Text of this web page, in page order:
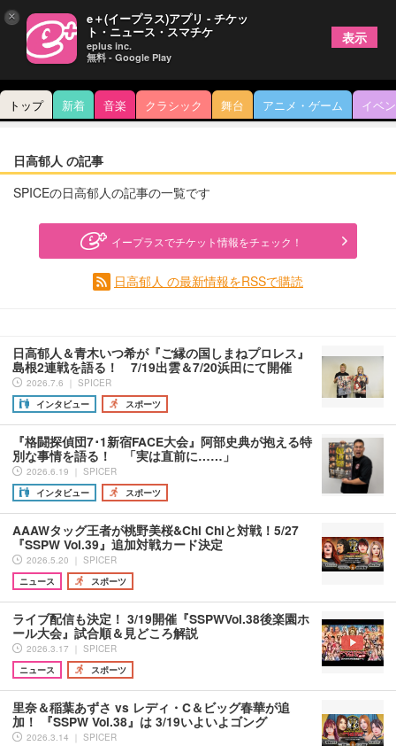
トップ 新着 音楽 クラシック 舞台 アニメ・ゲーム イベ
日高郁人 の記事
SPICEの日高郁人の記事の一覧です
イープラスでチケット情報をチェック！
日高郁人 の最新情報をRSSで購読
日高郁人＆青木いつ希が『ご縁の国しまねプロレス』
島根2連戦を語る！ 7/19出雲＆7/20浜田にて開催
2026.7.6 ｜ SPICER
インタビュー
スポーツ
『格闘探偵団7･1新宿FACE大会』阿部史典が抱える特
別な事情を語る！ 「実は直前に……」
2026.6.19 ｜ SPICER
インタビュー
スポーツ
AAAWタッグ王者が桃野美桜&Chi Chiと対戦！5/27
『SSPW Vol.39』追加対戦カード決定
2026.5.20 ｜ SPICER
ニュース
スポーツ
ライブ配信も決定！ 3/19開催『SSPWVol.38後楽園ホ
ール大会』試合順＆見どころ解説
2026.3.17 ｜ SPICER
ニュース
スポーツ
里奈＆稲葉あずさ vs レディ・C＆ビッグ春華が追
加！ 『SSPW Vol.38』は 3/19いよいよゴング
2026.3.14 ｜ SPICER
× e＋(イープラス)アプリ - チケッ
ト・ニュース・スマチケ
eplus inc.
無料 - Google Play
表示